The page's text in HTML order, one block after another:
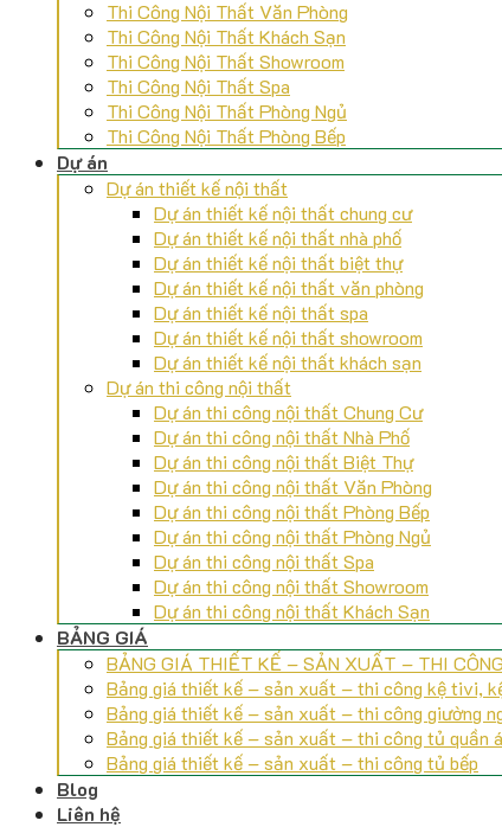
Thi Công Nội Thất Văn Phòng
Thi Công Nội Thất Khách Sạn
Thi Công Nội Thất Showroom
Thi Công Nội Thất Spa
Thi Công Nội Thất Phòng Ngủ
Thi Công Nội Thất Phòng Bếp
Dự án
Dự án thiết kế nội thất
Dự án thiết kế nội thất chung cư
Dự án thiết kế nội thất nhà phố
Dự án thiết kế nội thất biệt thự
Dự án thiết kế nội thất văn phòng
Dự án thiết kế nội thất spa
Dự án thiết kế nội thất showroom
Dự án thiết kế nội thất khách sạn
Dự án thi công nội thất
Dự án thi công nội thất Chung Cư
Dự án thi công nội thất Nhà Phố
Dự án thi công nội thất Biệt Thự
Dự án thi công nội thất Văn Phòng
Dự án thi công nội thất Phòng Bếp
Dự án thi công nội thất Phòng Ngủ
Dự án thi công nội thất Spa
Dự án thi công nội thất Showroom
Dự án thi công nội thất Khách Sạn
BẢNG GIÁ
BẢNG GIÁ THIẾT KẾ – SẢN XUẤT – THI
Bảng giá thiết kế – sản xuất – thi công kệ tivi,
Bảng giá thiết kế – sản xuất – thi công giường
Bảng giá thiết kế – sản xuất – thi công tủ quần
Bảng giá thiết kế – sản xuất – thi công tủ bếp
Blog
Liên hệ